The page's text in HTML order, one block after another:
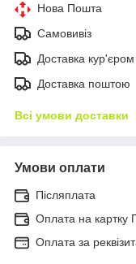
Нова Пошта
Самовивіз
Доставка кур'єром
Доставка поштою
Всі умови доставки
Умови оплати
Післяплата
Оплата на картку
Оплата за